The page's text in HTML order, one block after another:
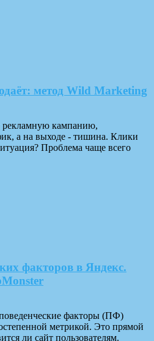
метод Wild Marketing
рекламную кампанию,
а на выходе - тишина. Клики
Проблема чаще всего
факторов в Яндекс.
факторы (ПФ)
метрикой. Это прямой
ли сайт пользователям.